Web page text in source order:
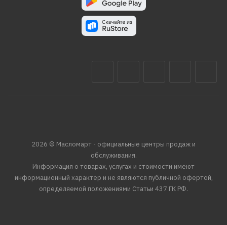
2026 © Масломарт - официальные центры продаж и
обслуживания.
Информация о товарах, услугах и стоимости имеют
информационный характер и не являются публичной офертой,
определяемой положениями Статьи 437 ГК РФ.